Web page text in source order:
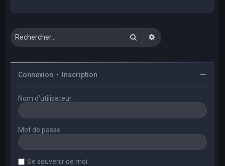
RechercherRecherche avancée
Connexion • Inscription
Nom d’utilisateur :
Mot de passe :
Se souvenir de moi